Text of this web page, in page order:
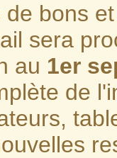
bons
sera
au 1er
de